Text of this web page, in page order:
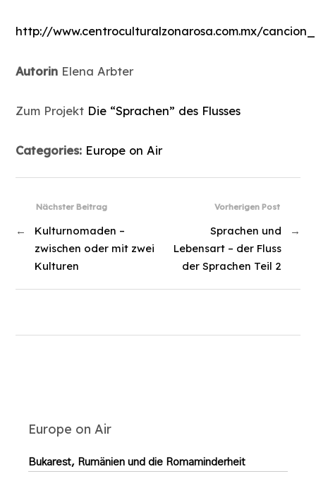
http://www.centroculturalzonarosa.com.mx/
Autorin Elena Arbter
Zum Projekt Die “Sprachen” des Flusses
Categories: Europe on Air
Vorherigen Post
Sprachen und
Lebensart – der Fluss
der Sprachen Teil 2
→
Nächster Beitrag
←
Kulturnomaden –
zwischen oder mit zwei
Kulturen
Europe on Air
Bukarest, Rumänien und die Romaminderheit